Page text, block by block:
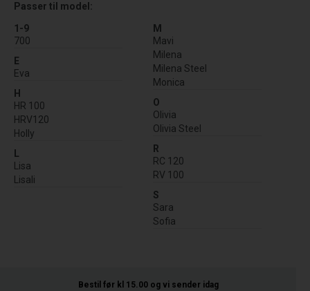
Passer til model:
1-9
700
E
Eva
H
HR 100
HRV120
Holly
L
Lisa
Lisali
M
Mavi
Milena
Milena Steel
Monica
O
Olivia
Olivia Steel
R
RC 120
RV 100
S
Sara
Sofia
Bestil før kl 15.00 og vi sender idag